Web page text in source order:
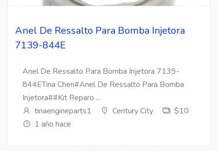
Anel De Ressalto Para Bomba Injetora
7139-844E
Anel De Ressalto Para Bomba Injetora 7139-
844ETina Chen#Anel De Ressalto Para Bomba
Injetora##Kit Reparo ...
tinaengineparts1
Century City
$10
1 año hace